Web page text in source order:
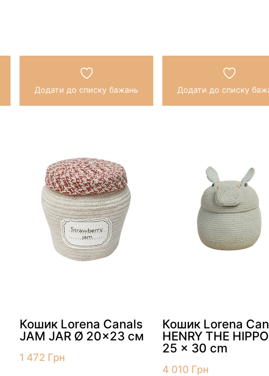
Додати до списку бажань
Кошик Lorena Canals
JAM JAR Ø 20×23 см
1 472 Грн
Додати до списку
Кошик Lorena
HENRY THE
25 x 30 cm
4 010 Грн